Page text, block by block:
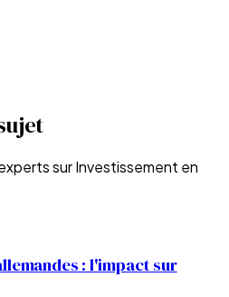
surInvestissement en
: l'impact sur